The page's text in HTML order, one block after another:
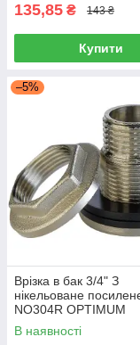
135,85 ₴ 143 ₴
Купити
–5%
Врізка в бак 3/4" З
нікельоване
NO304R OPTIMUM
В наявності